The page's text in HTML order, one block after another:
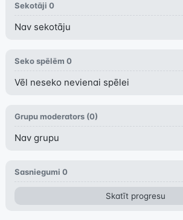
Sekotāji 0
Nav sekotāju
Seko spēlēm 0
Vēl neseko nevienai spēlei
Grupu moderators (0)
Nav grupu
Sasniegumi 0
Skatīt progresu